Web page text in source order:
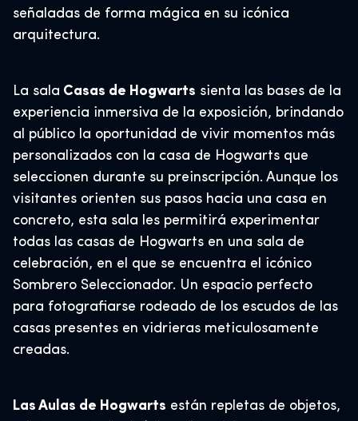
señaladas de forma mágica en su icónica
arquitectura.
La sala Casas de Hogwarts sienta las bases de la
experiencia inmersiva de la exposición, brindando
al público la oportunidad de vivir momentos más
personalizados con la casa de Hogwarts que
seleccionen durante su preinscripción. Aunque los
visitantes orienten sus pasos hacia una casa en
concreto, esta sala les permitirá experimentar
todas las casas de Hogwarts en una sala de
celebración, en el que se encuentra el icónico
Sombrero Seleccionador. Un espacio perfecto
para fotografiarse rodeado de los escudos de las
casas presentes en vidrieras meticulosamente
creadas.
Las Aulas de Hogwarts están repletas de objetos,